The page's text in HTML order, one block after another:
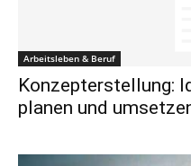
Arbeitsleben & Beruf
Konzepterstellung:
planen und